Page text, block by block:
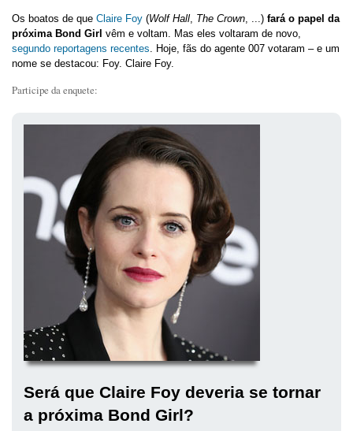
Os boatos de que Claire Foy (Wolf Hall, The Crown, ...) fará o papel da
próxima Bond Girl vêm e voltam. Mas eles voltaram de novo,
segundo reportagens recentes. Hoje, fãs do agente 007 votaram – e um
nome se destacou: Foy. Claire Foy.
Participe da enquete:
Será que Claire Foy deveria se tornar
a próxima Bond Girl?